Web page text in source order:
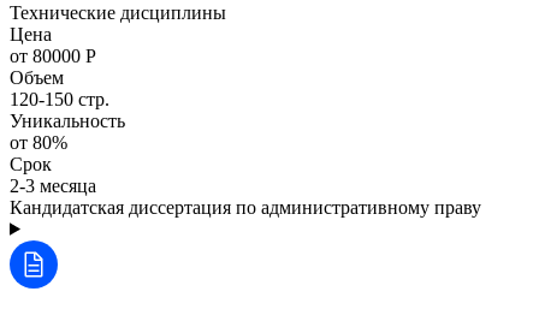
Технические дисциплины
Цена
от 80000 Р
Объем
120-150 стр.
Уникальность
от 80%
Срок
2-3 месяца
Кандидатская диссертация по административному праву